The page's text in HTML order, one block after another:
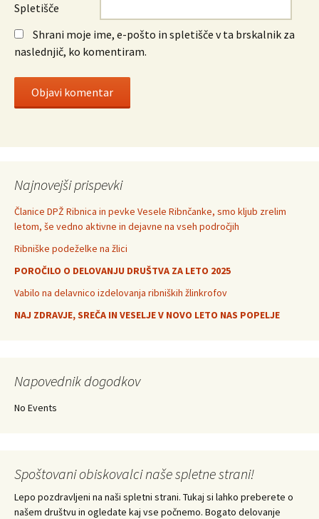
Spletišče
Shrani moje ime, e-pošto in spletišče v ta brskalnik za
naslednjič, ko komentiram.
Najnovejši prispevki
Članice DPŽ Ribnica in pevke Vesele Ribnčanke, smo kljub zrelim
letom, še vedno aktivne in dejavne na vseh področjih
Ribniške podeželke na žlici
POROČILO O DELOVANJU DRUŠTVA ZA LETO 2025
Vabilo na delavnico izdelovanja ribniških žlinkrofov
NAJ ZDRAVJE, SREČA IN VESELJE V NOVO LETO NAS POPELJE
Napovednik dogodkov
No Events
Spoštovani obiskovalci naše spletne strani!
Lepo pozdravljeni na naši spletni strani. Tukaj si lahko preberete o
našem društvu in ogledate kaj vse počnemo. Bogato delovanje